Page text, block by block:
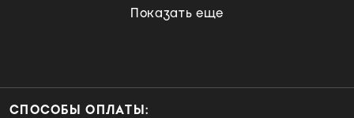
Показать еще
СПОСОБЫ ОПЛАТЫ: